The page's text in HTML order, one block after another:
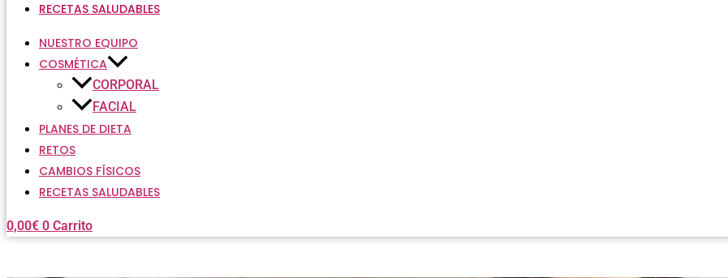
RECETAS SALUDABLES
NUESTRO EQUIPO
COSMÉTICA
CORPORAL
FACIAL
PLANES DE DIETA
RETOS
CAMBIOS FÍSICOS
RECETAS SALUDABLES
0,00€ 0 Carrito